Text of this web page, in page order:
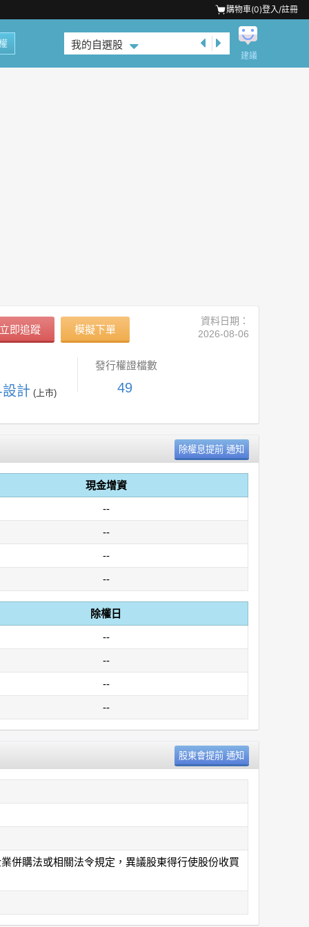
購物車(0)登入/註冊
我的自選股
建議
即追蹤 模擬下單
資料日期：
2026-08-06
計 (上市)
發行權證檔數
49
現金增資
--
--
--
--
除權日
--
--
--
--
併購法或相關法令規定，異議股東得行使股份收買